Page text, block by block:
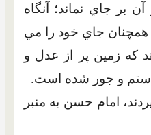
بر جاي نماند؛ آنگاه
همچنان جاي خود را مي
که زمين پر از عدل و
ستم و جور شده است.
امام حسن به منبر